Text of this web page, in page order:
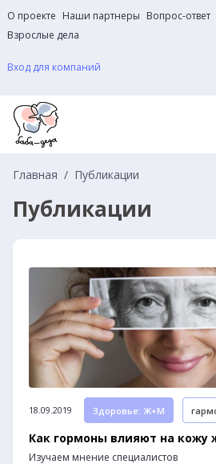
О проекте Наши партнеры Вопрос-ответ
Взрослые дела
Вход для компаний
Главная Публикации
Публикации
18.09.2019 Здоровье: Ж+М
Как гормоны влияют на
Изучаем мнение специалистов